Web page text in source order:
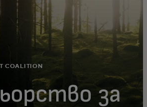
COALITION
за